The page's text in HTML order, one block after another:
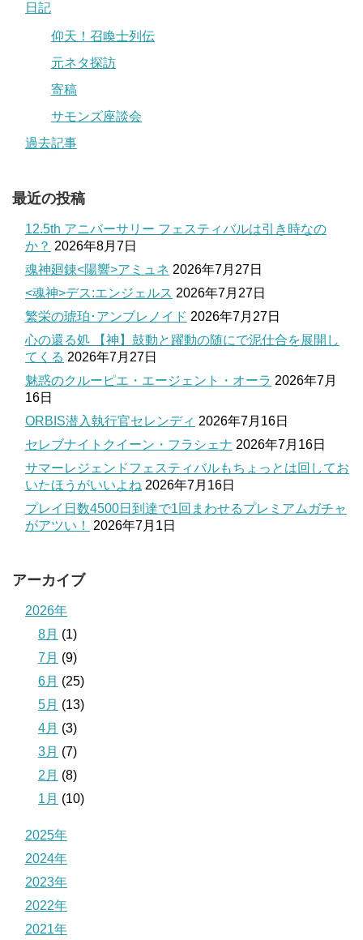
日記
仰天！召喚士列伝
元ネタ探訪
寄稿
サモンズ座談会
過去記事
最近の投稿
12.5th アニバーサリー フェスティバルは引き時なの
か？ 2026年8月7日
魂神廻錬<陽響>アミュネ 2026年7月27日
<魂神>デス:エンジェルス 2026年7月27日
繁栄の琥珀･アンブレノイド 2026年7月27日
心の還る処 【神】鼓動と躍動の随にで泥仕合を展開し
てくる 2026年7月27日
魅惑のクルーピエ・エージェント・オーラ 2026年7月
16日
ORBIS潜入執行官セレンディ 2026年7月16日
セレブナイトクイーン・フラシェナ 2026年7月16日
サマーレジェンドフェスティバルもちょっとは回してお
いたほうがいいよね 2026年7月16日
プレイ日数4500日到達で1回まわせるプレミアムガチャ
がアツい！
2026年7月1日
アーカイブ
2026年
8月 (1)
7月 (9)
6月 (25)
5月 (13)
4月 (3)
3月 (7)
2月 (8)
1月 (10)
2025年
2024年
2023年
2022年
2021年